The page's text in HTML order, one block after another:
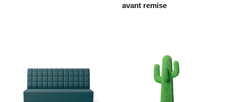
avant remise